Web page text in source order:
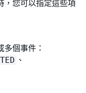
，您可以指定這些項
個事件：
、